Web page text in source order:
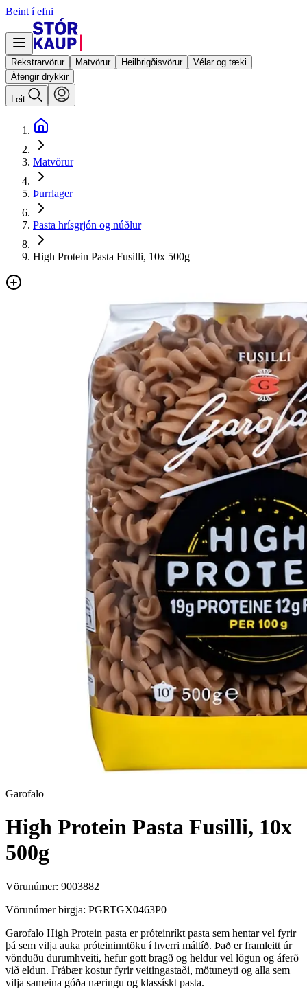
Beint í efni
Rekstrarvörur Matvörur Heilbrigðisvörur
Vélar og tæki
Áfengir drykkir
Leit
Matvörur
Þurrlager
Pasta hrísgrjón og núðlur
High Protein Pasta Fusilli, 10x 500g
Garofalo
High Protein Pasta Fusilli, 10x
500g
Vörunúmer: 9003882
Vörunúmer birgja: PGRTGX0463P0
Garofalo High Protein pasta er próteinríkt pasta sem hentar vel fyrir
þá sem vilja auka próteininntöku í hverri máltíð. Það er framleitt úr
vönduðu durumhveiti, hefur gott bragð og heldur vel lögun og áferð
við eldun. Frábær kostur fyrir veitingastaði, mötuneyti og alla sem
vilja sameina góða næringu og klassískt pasta.